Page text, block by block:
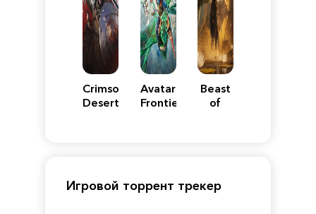
Crimson
Desert
Avatar:
Frontiers
Beast
of
Игровой торрент трекер